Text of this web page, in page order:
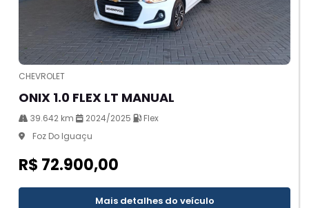
CHEVROLET
ONIX 1.0 FLEX LT MANUAL
39.642 km 2024/2025
Flex
Foz Do Iguaçu
R$ 72.900,00
Mais detalhes do veículo